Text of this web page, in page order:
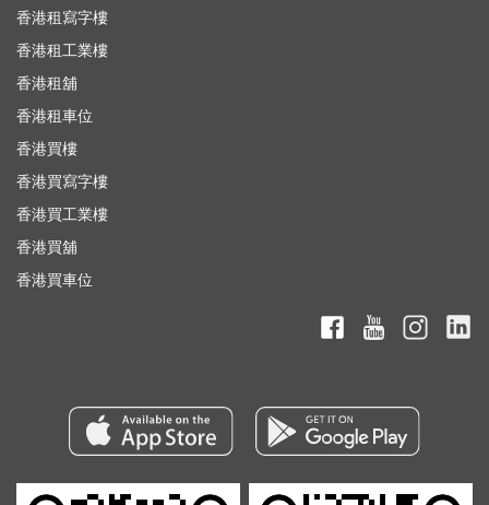
香港租寫字樓
香港租工業樓
香港租舖
香港租車位
香港買樓
香港買寫字樓
香港買工業樓
香港買舖
香港買車位